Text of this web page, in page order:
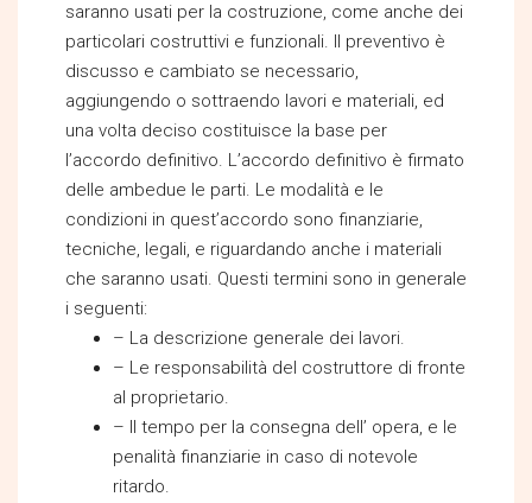
saranno usati per la costruzione, come anche dei
particolari costruttivi e funzionali. Il preventivo è
discusso e cambiato se necessario,
aggiungendo o sottraendo lavori e materiali, ed
una volta deciso costituisce la base per
l’accordo definitivo. L’accordo definitivo è firmato
delle ambedue le parti. Le modalità e le
condizioni in quest’accordo sono finanziarie,
tecniche, legali, e riguardando anche i materiali
che saranno usati. Questi termini sono in generale
i seguenti:
– La descrizione generale dei lavori.
– Le responsabilità del costruttore di fronte
al proprietario.
– Il tempo per la consegna dell’ opera, e le
penalità finanziarie in caso di notevole
ritardo.